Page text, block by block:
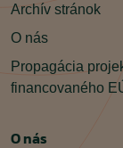
Archív stránok
O nás
Propagácia
financovaného
O nás